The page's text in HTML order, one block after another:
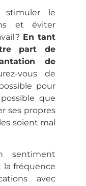
stimuler le
et éviter
? En tant
part de
de
vous de
pour
que
ses propres
soient mal
sentiment
la fréquence
avec